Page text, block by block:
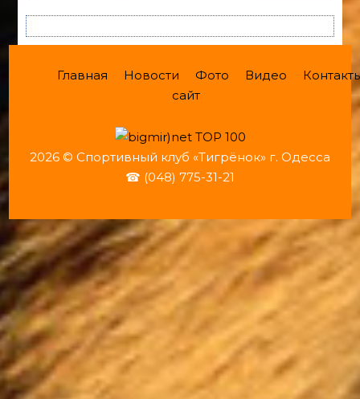
Главная Новости Фото Видео
сайт
2026 © Спортивный клуб «Тигрёнок» г. Одесса
☎ (048) 775-31-21